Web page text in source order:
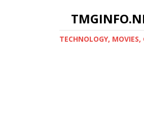
ТECHNOLOGY, MOVIES,